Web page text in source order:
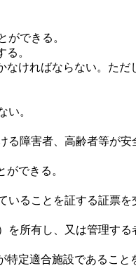
できる。
。
ければならない。ただ
い。
障害者、高齢者等が
できる。
ることを証する証票を
所有し、又は管理する
定適合施設であること